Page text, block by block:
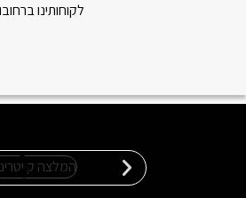
לקוחותינו